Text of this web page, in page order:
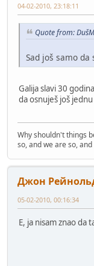
04-02-2010, 23:18:11
Quote from:
Sad još samo
Galija slavi 30
da osnuješ još
Why shouldn't things
so, and we are so,
Джон
05-02-2010, 00:16:34
E, ja nisam znao da